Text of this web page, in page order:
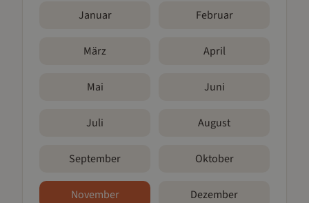
Januar Februar
März April
Mai Juni
Juli August
September Oktober
November Dezember